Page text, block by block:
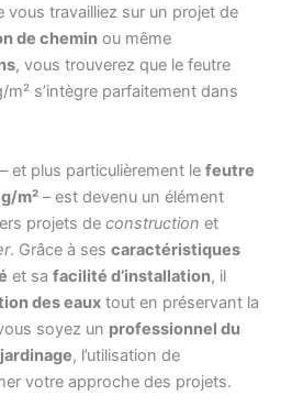
vous travailliez sur un projet de
de chemin ou même
, vous trouverez que le feutre
s’intègre parfaitement dans
– et plus particulièrement le feutre
m² – est devenu un élément
projets de construction et
. Grâce à ses caractéristiques
et sa facilité d’installation, il
des eaux tout en préservant la
soyez un professionnel du
, l’utilisation de
votre approche des projets.